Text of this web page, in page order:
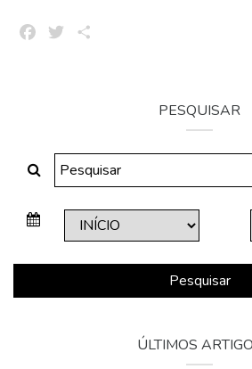
FacebookTwitter
PESQUISAR
Pesquisar
ÚLTIMOS